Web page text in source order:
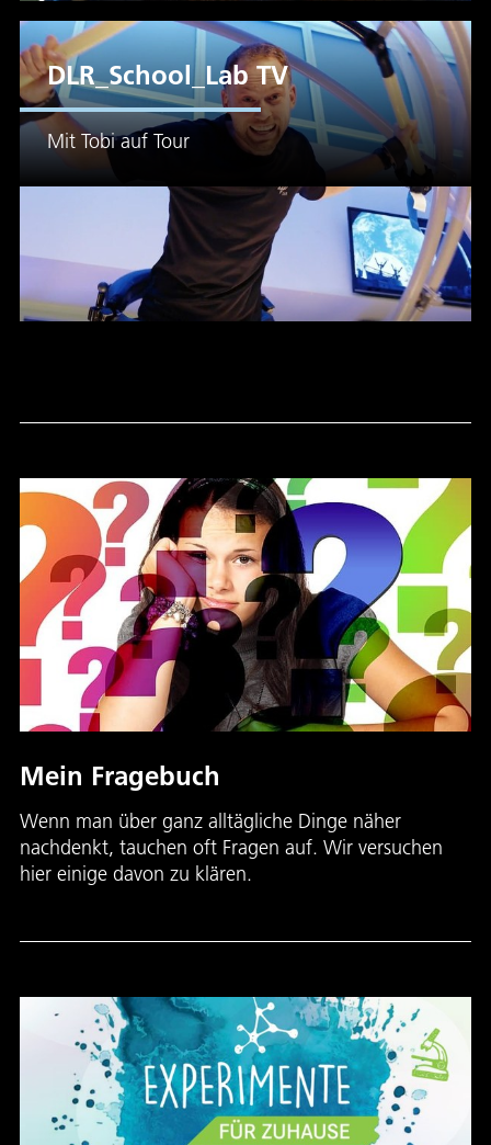
DLR_School_Lab TV
Mit Tobi auf Tour
Mein Fragebuch
Wenn man über ganz alltägliche Dinge näher
nachdenkt, tauchen oft Fragen auf. Wir versuchen
hier einige davon zu klären.